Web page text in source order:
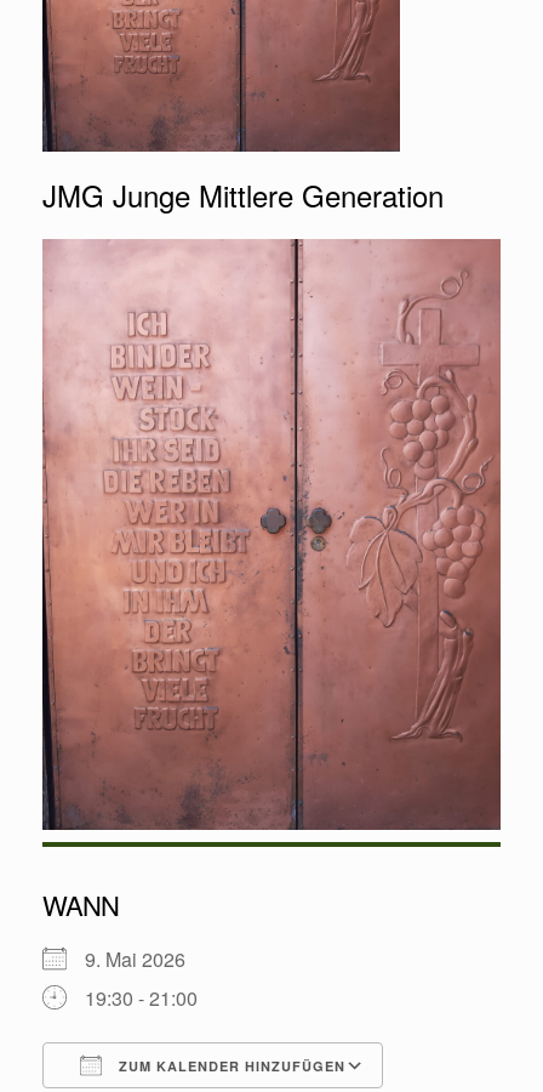
JMG Junge Mittlere Generation
WANN
9. Mai 2026
19:30 - 21:00
ZUM KALENDER HINZUFÜGEN